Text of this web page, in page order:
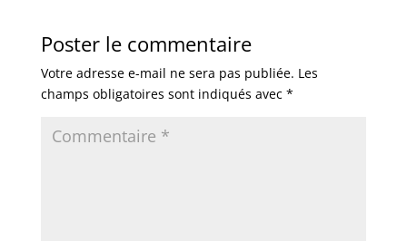
Poster le commentaire
Votre adresse e-mail ne sera pas publiée. Les
champs obligatoires sont indiqués avec *